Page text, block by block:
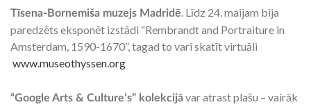
Tīsena-Bornemiša muzejs Madridē. Līdz 24. maijam bija
paredzēts eksponēt izstādi “Rembrandt and Portraiture in
Amsterdam, 1590-1670”, tagad to vari skatīt virtuāli
www.museothyssen.org
“Google Arts & Culture’s” kolekcijāvar atrast plašu – vairāk